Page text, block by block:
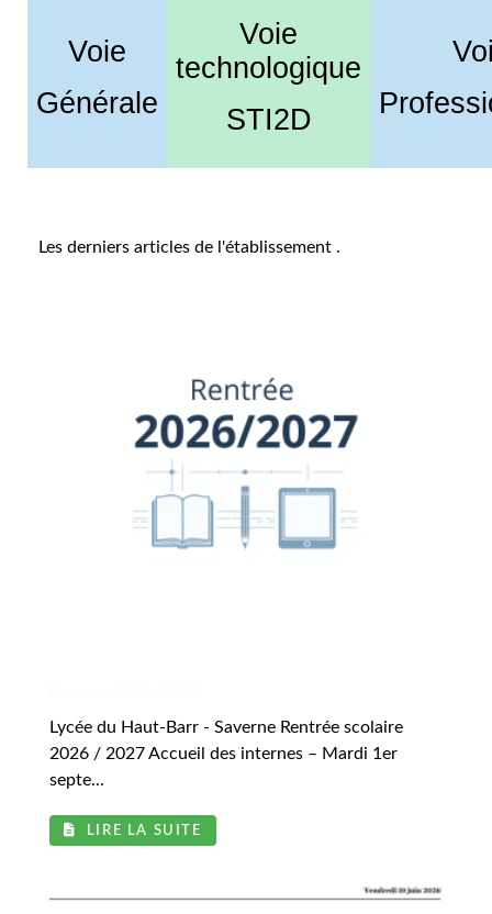
Voie
Générale
Voie
technologique
STI2D
Les derniers articles de l'établissement .
Lycée du Haut-Barr - Saverne Rentrée scolaire
2026 / 2027 Accueil des internes – Mardi 1er
septe...
LIRE LA SUITE